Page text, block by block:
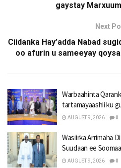
gaystay
Next
Ciidanka Hay’adda Nabad
oo afurin u sameeyay
Warbaahinta
tartamayaashii ku
AUGUST 9, 2026 0
Wasiirka Arrimaha
Suudaan ee
AUGUST 9, 2026 0